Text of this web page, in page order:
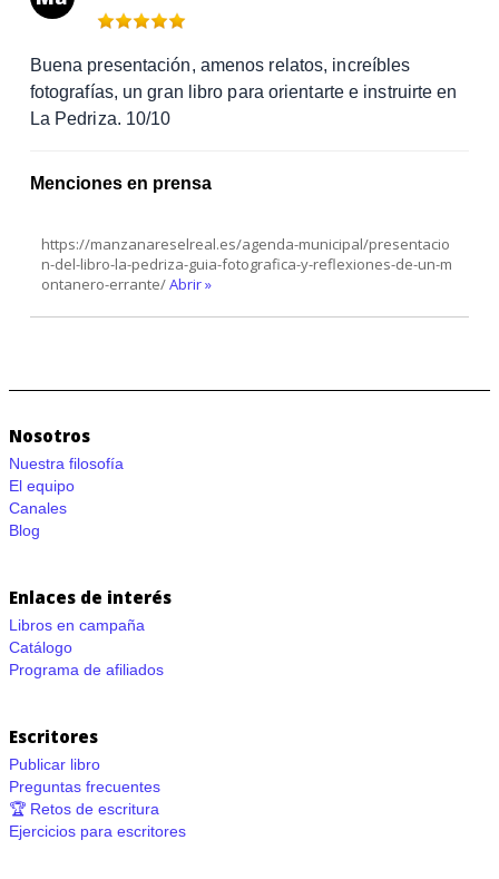
Buena presentación, amenos relatos, increíbles
fotografías, un gran libro para orientarte e instruirte en
La Pedriza. 10/10
Menciones en prensa
https://manzanareselreal.es/agenda-municipal/presentacio
n-del-libro-la-pedriza-guia-fotografica-y-reflexiones-de-un-m
ontanero-errante/Abrir »
Nosotros
Nuestra filosofía
El equipo
Canales
Blog
Enlaces de interés
Libros en campaña
Catálogo
Programa de afiliados
Escritores
Publicar libro
Preguntas frecuentes
🏆 Retos de escritura
Ejercicios para escritores